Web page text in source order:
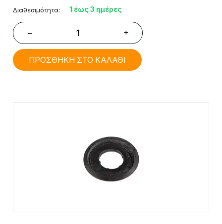
Διαθεσιμότητα: 1 έως 3 ημέρες
− +
ΠΡΟΣΘΗΚΗ ΣΤΟ ΚΑΛΑΘΙ